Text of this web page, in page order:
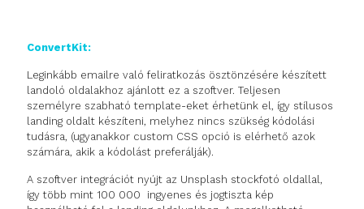
ConvertKit:
Leginkább emailre való feliratkozás ösztönzésére készített
landoló oldalakhoz ajánlott ez a szoftver. Teljesen
személyre szabható template-eket érhetünk el, így stílusos
landing oldalt készíteni, melyhez nincs szükség kódolási
tudásra, (ugyanakkor custom CSS opció is elérhető azok
számára, akik a kódolást preferálják).
A szoftver integrációt nyújt az Unsplash stockfotó oldallal,
így több mint 100 000 ingyenes és jogtiszta kép